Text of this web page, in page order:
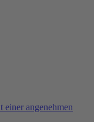
angenehmen